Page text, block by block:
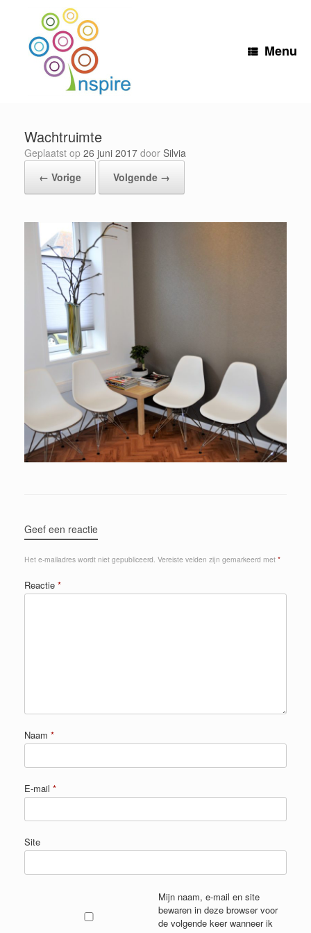
Menu
Wachtruimte
Geplaatst op 26 juni 2017 door Silvia
← Vorige
Volgende →
Geef een reactie
Het e-mailadres wordt niet gepubliceerd. Vereiste velden zijn gemarkeerd met *
Reactie *
Naam *
E-mail *
Site
Mijn naam, e-mail en site
bewaren in deze browser voor
de volgende keer wanneer ik